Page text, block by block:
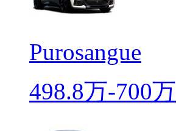
Purosangue
498.8万-700万